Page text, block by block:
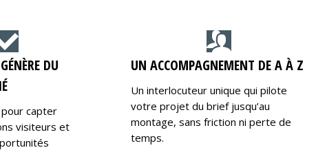
DU
capter
visiteurs et
UN ACCOMPAGNEMENT DE A À Z
Un interlocuteur unique qui pilote
votre projet du brief jusqu’au
montage, sans friction ni perte de
temps.